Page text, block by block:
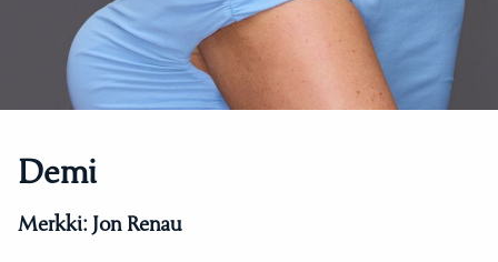
Demi
Merkki: Jon Renau